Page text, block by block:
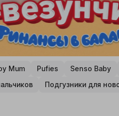
Mum Pufies Senso Baby
Подгузники для